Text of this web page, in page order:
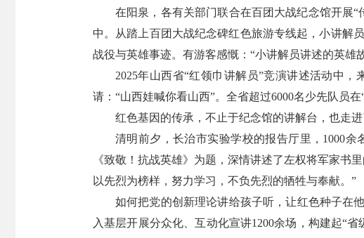
在阳泉，各有关部门联合在百团大战纪念馆开展
中。从踏上百团大战纪念碑红色旅游专线起，小讲解
战役与英雄事迹。有游客感慨：“小讲解员讲述的英
2025年山西省“红领巾讲解员”竞演讲述活动中
请：“山西娃喊你看山西”。全省超过6000名少先队员
红色基因的传承，不止于纪念馆的讲解台，也走进
清明前夕，长治市实验学校的报告厅里，1000
《致敬！抗战英雄》为题，深情讲述了左权将军家书
以先烈为榜样，努力学习，不负先烈的牺牲与奉献。”
如何把党的创新理论讲给孩子听，让红色种子在
入基层开展分众化、互动化宣讲1200余场，构建起“